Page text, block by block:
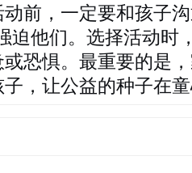
动前，一定要和孩子
迫他们。选择活动时
恐惧。最重要的是
，让公益的种子在